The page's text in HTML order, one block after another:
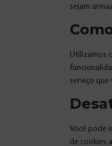
sejam
Utilizamos
serviço que
Você pode
de cookies